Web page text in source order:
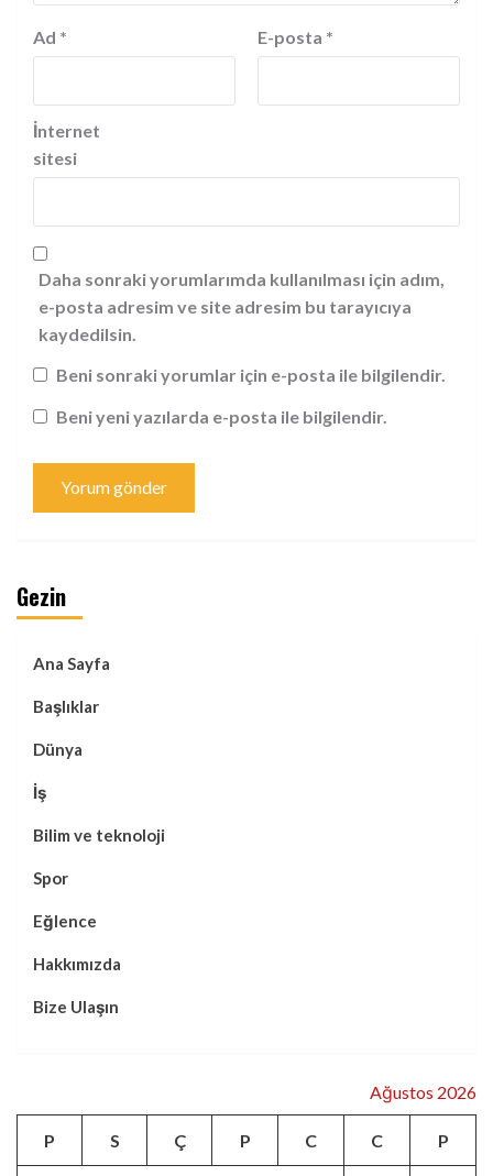
Ad * E-posta *
İnternet
sitesi
Daha sonraki yorumlarımda kullanılması için adım,
e-posta adresim ve site adresim bu tarayıcıya
kaydedilsin.
Beni sonraki yorumlar için e-posta ile bilgilendir.
Beni yeni yazılarda e-posta ile bilgilendir.
Gezin
Ana Sayfa
Başlıklar
Dünya
İş
Bilim ve teknoloji
Spor
Eğlence
Hakkımızda
Bize Ulaşın
Ağustos 2026
P S Ç P C C P